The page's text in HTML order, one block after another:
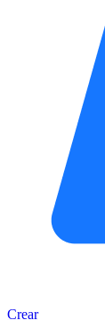
Crear